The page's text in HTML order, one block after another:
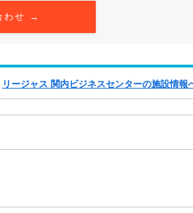
わせ →
リージャス 関内ビジネスセンターの施設情報